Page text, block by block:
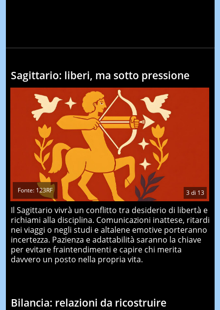
Sagittario: liberi, ma sotto pressione
3di 13
Fonte: 123RF
Il Sagittario vivrà un conflitto tra desiderio di libertà e
richiami alla disciplina. Comunicazioni inattese, ritardi
nei viaggi o negli studi e altalene emotive porteranno
incertezza. Pazienza e adattabilità saranno la chiave
per evitare fraintendimenti e capire chi merita
davvero un posto nella propria vita.
Bilancia: relazioni da ricostruire